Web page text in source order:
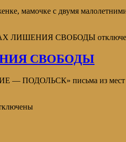
мамочке с двумя
ЛИШЕНИЯ СВОБОДЫ
СВОБОДЫ
— ПОДОЛЬСК» письма из мест